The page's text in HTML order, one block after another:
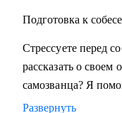
Подготовка к
Стрессуете перед
рассказать о
самозванца? Я
Развернуть